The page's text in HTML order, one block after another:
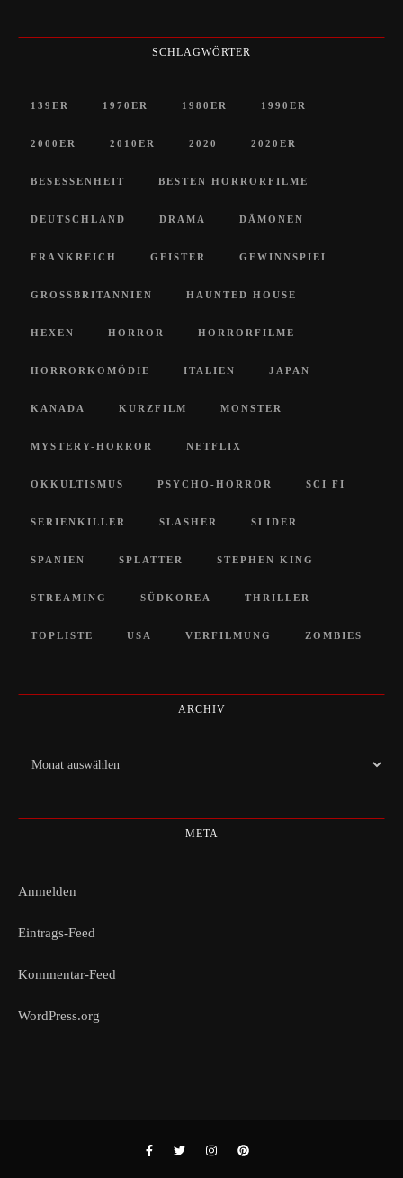
SCHLAGWÖRTER
139ER 1970ER 1980ER 1990ER
2000ER 2010ER 2020 2020ER
BESESSENHEIT BESTEN HORRORFILME
DEUTSCHLAND DRAMA DÄMONEN
FRANKREICH GEISTER GEWINNSPIEL
GROSSBRITANNIEN HAUNTED HOUSE
HEXEN HORROR HORRORFILME
HORRORKOMÖDIE ITALIEN JAPAN
KANADA KURZFILM MONSTER
MYSTERY-HORROR NETFLIX
OKKULTISMUS PSYCHO-HORROR SCI FI
SERIENKILLER SLASHER SLIDER
SPANIEN SPLATTER STEPHEN KING
STREAMING SÜDKOREA THRILLER
TOPLISTE USA VERFILMUNG ZOMBIES
ARCHIV
Archiv
META
Anmelden
Eintrags-Feed
Kommentar-Feed
WordPress.org